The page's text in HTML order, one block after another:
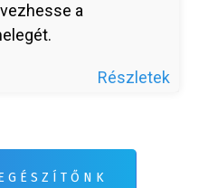
a
Részletek